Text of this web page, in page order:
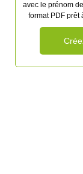
avec le prénom
format PDF prêt